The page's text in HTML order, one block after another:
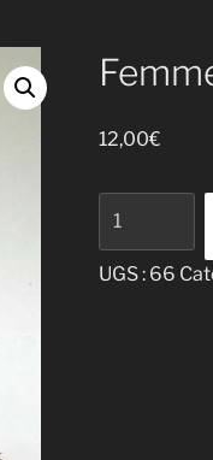
12,00€
de
Femme
UGS : 66